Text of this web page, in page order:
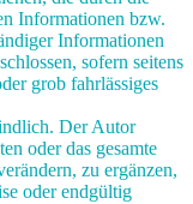
Informationen bzw.
Informationen
sofern seitens
grob fahrlässiges
Der Autor
oder das gesamte
zu ergänzen,
oder endgültig